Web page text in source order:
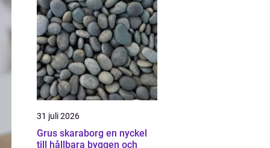
31 juli 2026
Grus skaraborg en nyckel
till hållbara byggen och